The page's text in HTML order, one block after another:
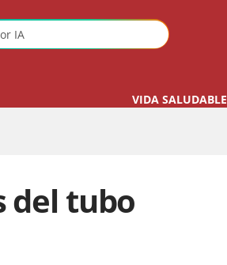
VIDA SALUDABLE
del tubo